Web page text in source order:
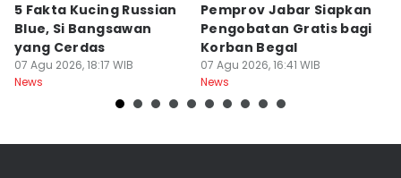
5 Fakta Kucing Russian
Blue, Si Bangsawan
yang Cerdas
07 Agu 2026, 18:17 WIB
News
Pemprov Jabar Siapkan
Pengobatan Gratis bagi
Korban Begal
07 Agu 2026, 16:41 WIB
News